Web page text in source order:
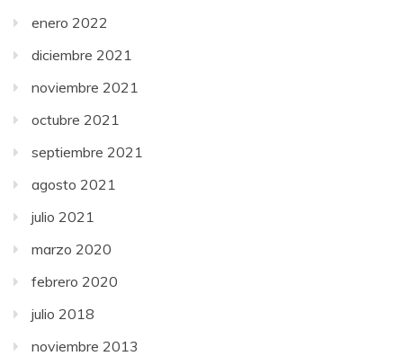
enero 2022
diciembre 2021
noviembre 2021
octubre 2021
septiembre 2021
agosto 2021
julio 2021
marzo 2020
febrero 2020
julio 2018
noviembre 2013